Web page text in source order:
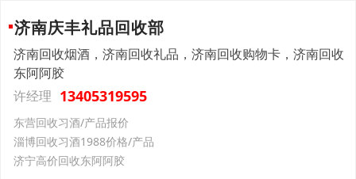
济南庆丰礼品回收部
济南回收烟酒，济南回收礼品，济南回收购物卡，济南回收
东阿阿胶
许经理 13405319595
东营回收习酒/产品报价
淄博回收习酒1988价格/产品
济宁高价回收东阿阿胶